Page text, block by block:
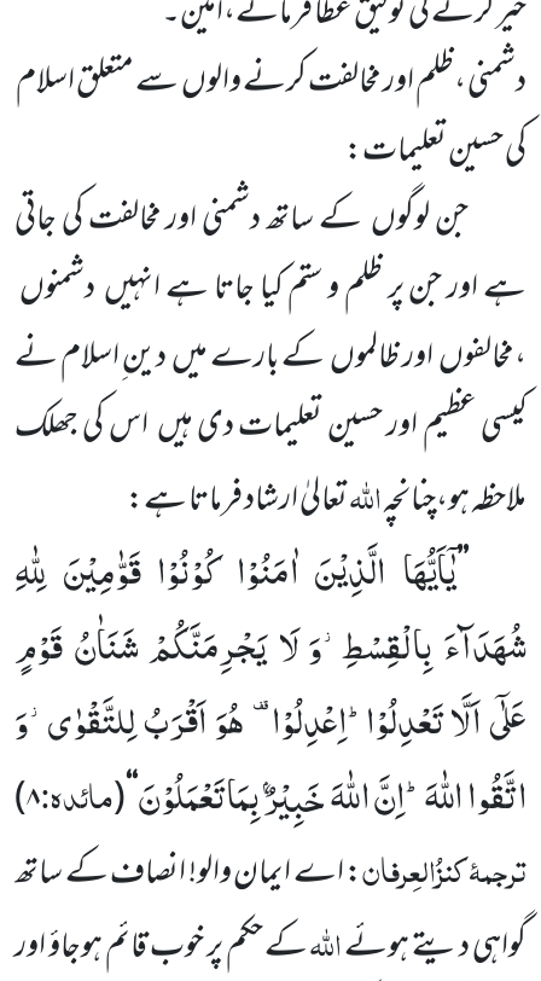
خیر کرنے کی توفیق عطا فرمائے،اٰمین۔
دشمنی ،ظلم اور مخالفت کرنے والوں سے متعلق اسلام
کی حسین تعلیمات:
جن لوگوں کے ساتھ دشمنی اور مخالفت کی جاتی
ہے اور جن پر ظلم و ستم کیا جاتا ہے انہیں دشمنوں
،مخالفوں اور ظالموں کے بارے میں دین ِاسلام نے
کیسی عظیم اور حسین تعلیمات دی ہیں اس کی جھلک
ملاحظہ ہو،چنانچہاللہتعالیٰ ارشاد فرماتا ہے:
’’یٰۤاَیُّهَا الَّذِیْنَ اٰمَنُوْا كُوْنُوْا قَوّٰمِیْنَ لِلّٰهِ
شُهَدَآءَ بِالْقِسْطِ٘-وَ لَا یَجْرِمَنَّكُمْ شَنَاٰنُ قَوْمٍ
عَلٰۤى اَلَّا تَعْدِلُوْاؕ-اِعْدِلُوْا-هُوَ اَقْرَبُ لِلتَّقْوٰى٘-وَ
اتَّقُوا اللّٰهَؕ-اِنَّ اللّٰهَ خَبِیْرٌۢ بِمَا تَعْمَلُوْنَ‘‘
(مائدہ:۸)
ترجمۂکنزُالعِرفان: اے ایمان والو! انصاف کے ساتھ
گواہی دیتے ہوئےاللہکے حکم پر خوب قائم ہوجاؤ اور